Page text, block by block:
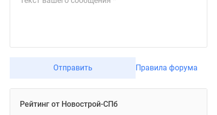
Отправить Правила форума
Рейтинг от Новострой-СПб